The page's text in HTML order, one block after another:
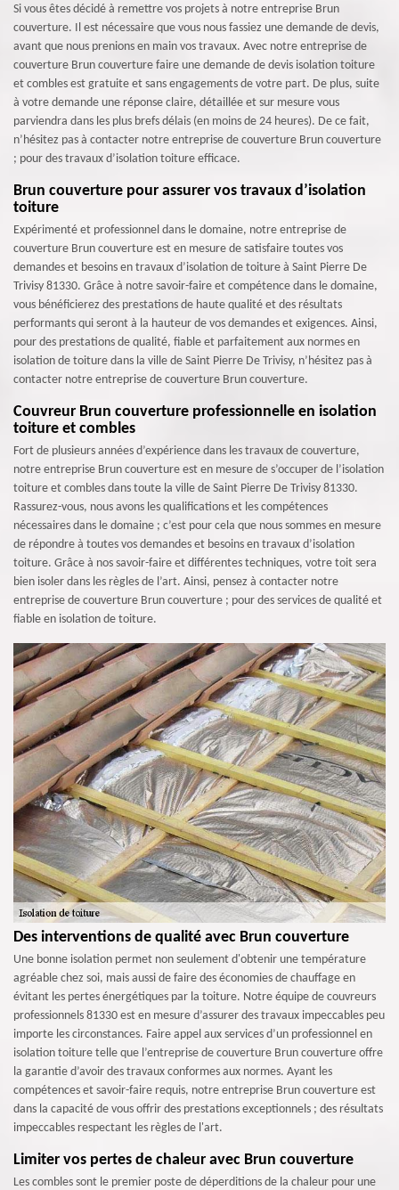
Si vous êtes décidé à remettre vos projets à notre entreprise Brun
couverture. Il est nécessaire que vous nous fassiez une demande de devis,
avant que nous prenions en main vos travaux. Avec notre entreprise de
couverture Brun couverture faire une demande de devis isolation toiture
et combles est gratuite et sans engagements de votre part. De plus, suite
à votre demande une réponse claire, détaillée et sur mesure vous
parviendra dans les plus brefs délais (en moins de 24 heures). De ce fait,
n’hésitez pas à contacter notre entreprise de couverture Brun couverture
; pour des travaux d’isolation toiture efficace.
Brun couverture pour assurer vos travaux d’isolation
toiture
Expérimenté et professionnel dans le domaine, notre entreprise de
couverture Brun couverture est en mesure de satisfaire toutes vos
demandes et besoins en travaux d’isolation de toiture à Saint Pierre De
Trivisy 81330. Grâce à notre savoir-faire et compétence dans le domaine,
vous bénéficierez des prestations de haute qualité et des résultats
performants qui seront à la hauteur de vos demandes et exigences. Ainsi,
pour des prestations de qualité, fiable et parfaitement aux normes en
isolation de toiture dans la ville de Saint Pierre De Trivisy, n’hésitez pas à
contacter notre entreprise de couverture Brun couverture.
Couvreur Brun couverture professionnelle en isolation
toiture et combles
Fort de plusieurs années d’expérience dans les travaux de couverture,
notre entreprise Brun couverture est en mesure de s’occuper de l’isolation
toiture et combles dans toute la ville de Saint Pierre De Trivisy 81330.
Rassurez-vous, nous avons les qualifications et les compétences
nécessaires dans le domaine ; c’est pour cela que nous sommes en mesure
de répondre à toutes vos demandes et besoins en travaux d’isolation
toiture. Grâce à nos savoir-faire et différentes techniques, votre toit sera
bien isoler dans les règles de l’art. Ainsi, pensez à contacter notre
entreprise de couverture Brun couverture ; pour des services de qualité et
fiable en isolation de toiture.
Des interventions de qualité avec Brun couverture
Une bonne isolation permet non seulement d'obtenir une température
agréable chez soi, mais aussi de faire des économies de chauffage en
évitant les pertes énergétiques par la toiture. Notre équipe de couvreurs
professionnels 81330 est en mesure d’assurer des travaux impeccables peu
importe les circonstances. Faire appel aux services d’un professionnel en
isolation toiture telle que l’entreprise de couverture Brun couverture offre
la garantie d’avoir des travaux conformes aux normes. Ayant les
compétences et savoir-faire requis, notre entreprise Brun couverture est
dans la capacité de vous offrir des prestations exceptionnels ; des résultats
impeccables respectant les règles de l'art.
Limiter vos pertes de chaleur avec Brun couverture
Les combles sont le premier poste de déperditions de la chaleur pour une